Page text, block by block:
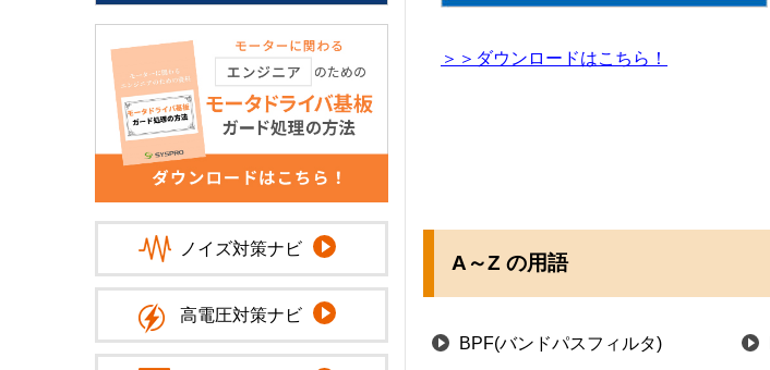
＞＞ダウンロードはこちら！
A～Z の用語
BPF(バンドパスフィルタ)
ノイズ対策ナビ
高電圧対策ナビ